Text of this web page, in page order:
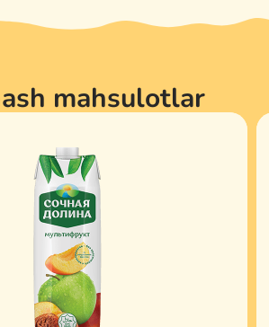
mahsulotlar